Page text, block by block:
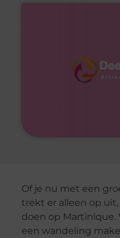
Of je nu met een
trekt er alleen op
doen op Martinique.
een wandeling